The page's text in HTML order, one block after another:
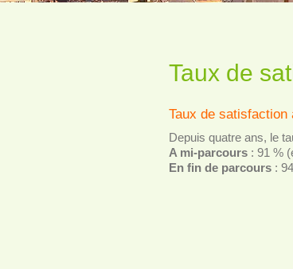
Taux de
Depuis quatre ans, le
A mi-parcours : 91 %
En fin de parcours :
Taux de satisfaction